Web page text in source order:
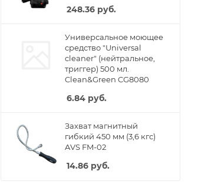
248.36 руб.
Универсальное моющее
средство "Universal
cleaner" (нейтральное,
триггер) 500 мл.
Clean&Green CG8080
6.84 руб.
Захват магнитный
гибкий 450 мм (3,6 кгс)
AVS FM-02
14.86 руб.